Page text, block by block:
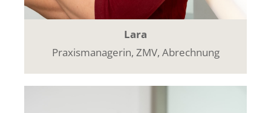
Lara
Praxismanagerin, ZMV, Abrechnung